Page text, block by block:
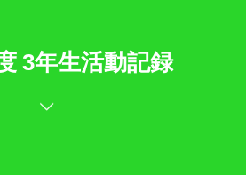
3年生活動記録